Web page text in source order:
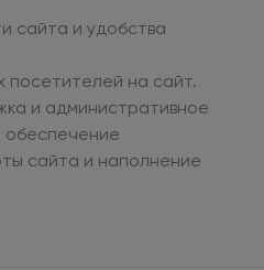
сайта и удобства
посетителей на сайт.
и административное
обеспечение
сайта и наполнение